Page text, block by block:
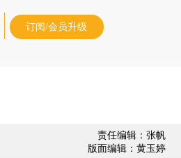
订阅/会员升级
责任编辑：张帆
版面编辑：黄玉婷